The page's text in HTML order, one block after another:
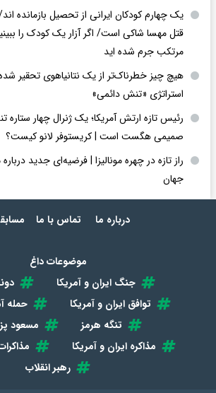
یک چهارم کودکان ایرانی از تحصیل بازمانده
قتل مهسا شاکی است/ اگر آزار یک کودک را
مرتکب جرم شده اید
هیچ چیز خطرناک‌تر از یک نتانیاهوی تحقیر
استراتژی «تنش دائمی»
رئیس تازه ارتش آمریکا؛ یک ژنرال چهار
صمیمی هگست است | کریستوفر لانو کیست؟
راز تازه در چهره مونالیزا | فرضیه‌ای جدید
جهان
درباره ما تماس با ما
موضوعات داغ
جنگ ایران و آمریکا
توافق ایران و آمریکا
حمله
تنگه هرمز
مسعود
مذاکره ایران و آمریکا
رهبر انقلاب